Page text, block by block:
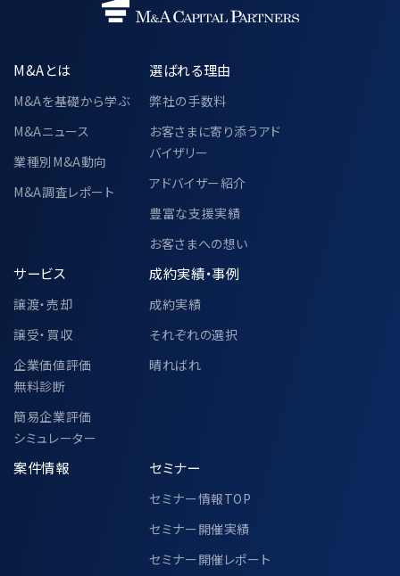
M&Aとは
M&Aを基礎から学ぶ
M&Aニュース
業種別M&A動向
M&A調査レポート
選ばれる理由
弊社の手数料
お客さまに寄り添うアド
バイザリー
アドバイザー紹介
豊富な支援実績
お客さまへの想い
サービス
譲渡・売却
譲受・買収
企業価値評価
無料診断
簡易企業評価
シミュレーター
成約実績・事例
成約実績
それぞれの選択
晴ればれ
案件情報 セミナー
セミナー情報TOP
セミナー開催実績
セミナー開催レポート